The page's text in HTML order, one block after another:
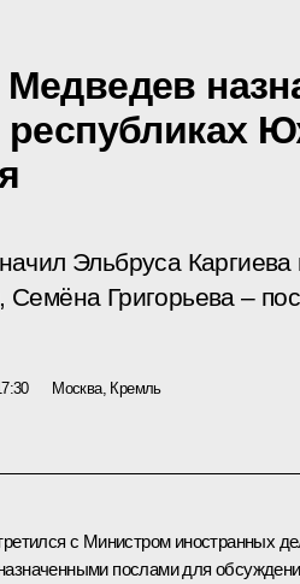
республиках
Эльбруса
Григорьева –
Москва, Кремль
с Министром иностранных
послами для